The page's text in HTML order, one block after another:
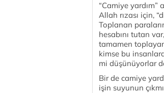
“Camiye yardım”
Allah rızası için,
Toplanan
hesabını tutan
tamamen
kimse bu
mi düşünüyorlar
Bir de camiye
işin suyunun